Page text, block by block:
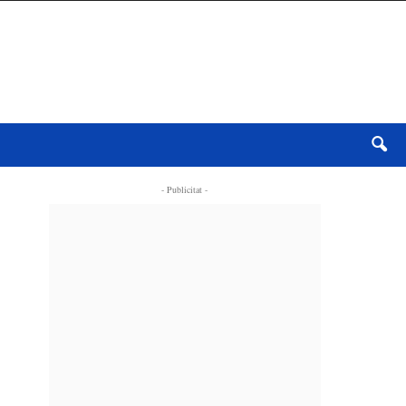
- Publicitat -